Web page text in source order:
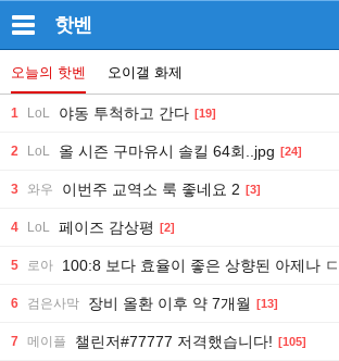
핫벤
오늘의 핫벤 오이갤 화제
1 LoL 야동 투척하고 간다 [19]
2 LoL 올 시즌 구마유시 솔킬 64회..jpg [24]
3 와우 이번주 교역소 룩 좋네요 2 [3]
4 LoL 페이즈 감상평 [2]
5 로아 100:8 보다 효율이 좋은 상향된 아제나
6 검은사막 장비 올환 이후 약 7개월 [13]
7 메이플 챌린저#77777 저격했습니다! [105]